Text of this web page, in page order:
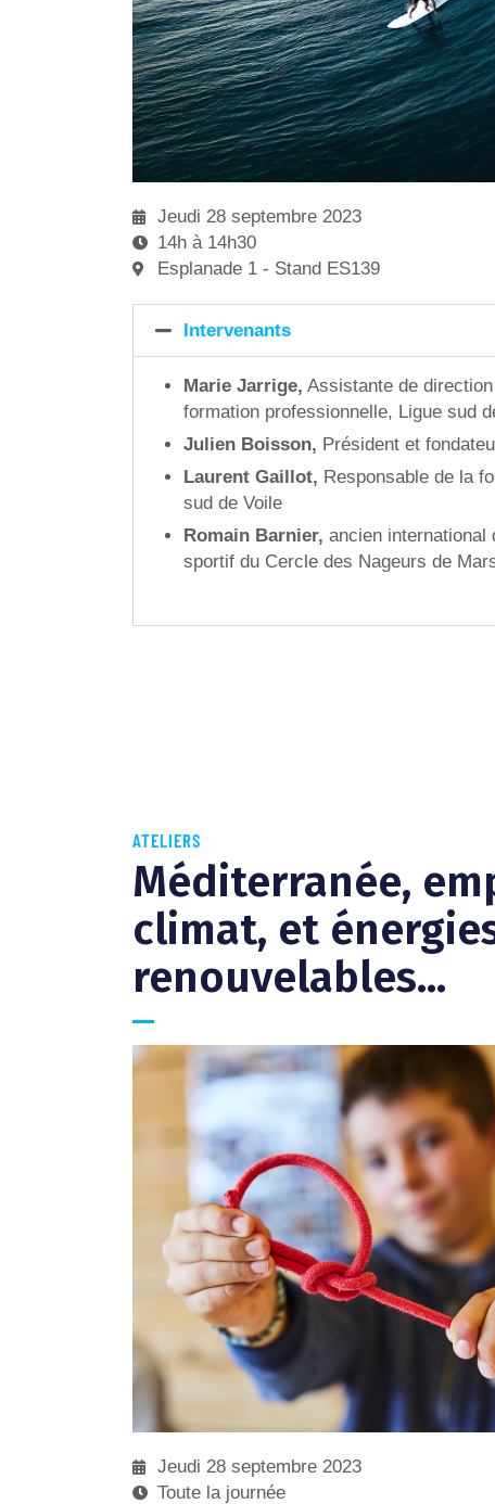
Jeudi 28 septembre 2023
14h à 14h30
Esplanade 1 - Stand ES139
Intervenants
Marie Jarrige, Assistante de
formation professionnelle, Ligue sud
Julien Boisson, Président et
Laurent Gaillot, Responsable de la
sud de Voile
Romain Barnier, ancien international
sportif du Cercle des Nageurs de
ATELIERS
Méditerranée,
climat, et
renouvelables...
Jeudi 28 septembre 2023
Toute la journée